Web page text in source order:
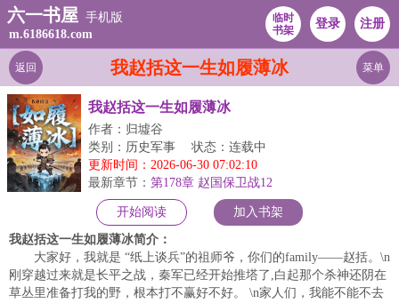
六一书屋 手机版
m.6186618.com
临时
书架
登录 注册
我赵括这一生如履薄冰
返回 菜单
我赵括这一生如履薄冰
作者：归墟谷
类别：历史军事
状态：连载中
更新时间：2026-06-30 07:02:10
最新章节： 第178章 赵国保卫战12
开始阅读 加入书架
我赵括这一生如履薄冰简介：
大家好，我就是 “纸上谈兵”的祖师爷，你们的family——赵括。\n
刚穿越过来就是长平之战，秦军已经开始推塔了,白起那个杀神还阴在
草丛里准备打我的野，根本打不赢好不好。 \n家人们，我能不能不去